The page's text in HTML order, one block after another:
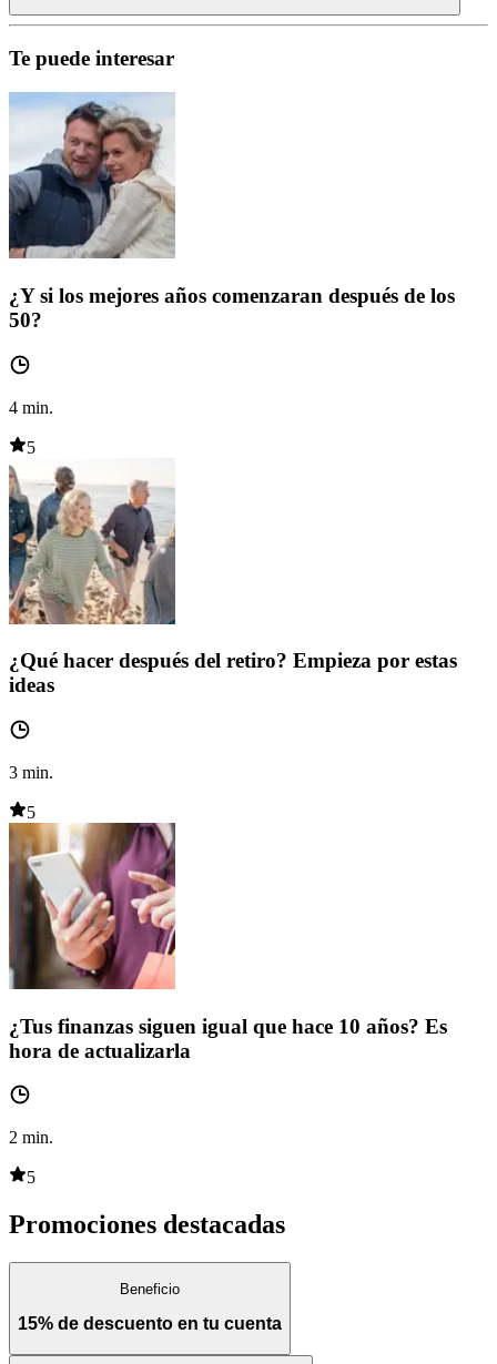
Te puede interesar
¿Y si los mejores años comenzaran después de los
50?
4 min.
5
¿Qué hacer después del retiro? Empieza por estas
ideas
3 min.
5
¿Tus finanzas siguen igual que hace 10 años? Es
hora de actualizarla
2 min.
5
Promociones destacadas
Beneficio
15% de descuento en tu cuenta